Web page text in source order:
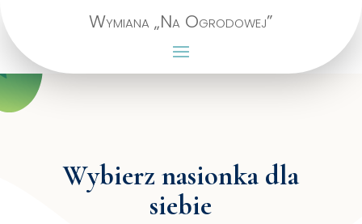
Wymiana „Na Ogrodowej”
Wybierz nasionka dla
siebie